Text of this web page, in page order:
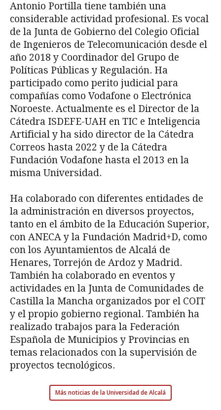
Antonio Portilla tiene también una
considerable actividad profesional. Es vocal
de la Junta de Gobierno del Colegio Oficial
de Ingenieros de Telecomunicación desde el
año 2018 y Coordinador del Grupo de
Políticas Públicas y Regulación. Ha
participado como perito judicial para
compañías como Vodafone o Electrónica
Noroeste. Actualmente es el Director de la
Cátedra ISDEFE-UAH en TIC e Inteligencia
Artificial y ha sido director de la Cátedra
Correos hasta 2022 y de la Cátedra
Fundación Vodafone hasta el 2013 en la
misma Universidad.
Ha colaborado con diferentes entidades de
la administración en diversos proyectos,
tanto en el ámbito de la Educación Superior,
con ANECA y la Fundación Madrid+D, como
con los Ayuntamientos de Alcalá de
Henares, Torrejón de Ardoz y Madrid.
También ha colaborado en eventos y
actividades en la Junta de Comunidades de
Castilla la Mancha organizados por el COIT
y el propio gobierno regional. También ha
realizado trabajos para la Federación
Española de Municipios y Provincias en
temas relacionados con la supervisión de
proyectos tecnológicos.
Más noticias de la Universidad de Alcalá